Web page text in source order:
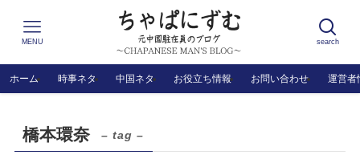
search
MENU
ホーム 時事ネタ 中国ネタ お役立ち情報 お問い合わせ 運営者
橋本環奈 – tag –